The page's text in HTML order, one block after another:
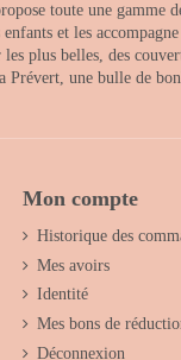
toute une
et les
plus belles, des
une bulle de
Mon compte
Historique des
Mes avoirs
Identité
Mes bons de
Déconnexion